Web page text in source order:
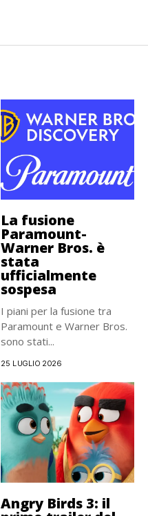
La fusione
Paramount-
Warner Bros. è
stata
ufficialmente
sospesa
I piani per la fusione tra
Paramount e Warner Bros.
sono stati...
25 LUGLIO 2026
Angry Birds 3: il